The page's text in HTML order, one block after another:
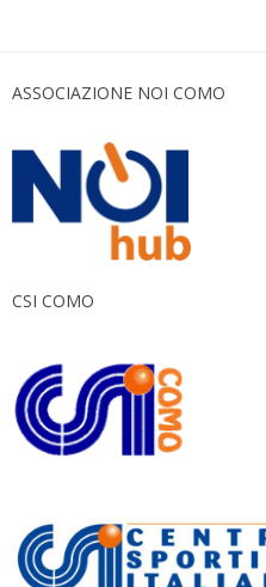
ASSOCIAZIONE NOI COMO
CSI COMO